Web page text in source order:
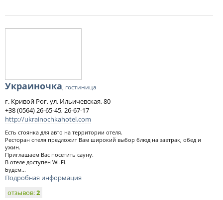
Украиночка, гостиница
г. Кривой Рог, ул. Ильичевская, 80
+38 (0564) 26-65-45, 26-67-17
http://ukrainochkahotel.com
Есть стоянка для авто на территории отеля.
Ресторан отеля предложит Вам широкий выбор блюд на завтрак, обед и
ужин.
Приглашаем Вас посетить сауну.
В отеле доступен Wi-Fi.
Будем...
Подробная информация
отзывов:2